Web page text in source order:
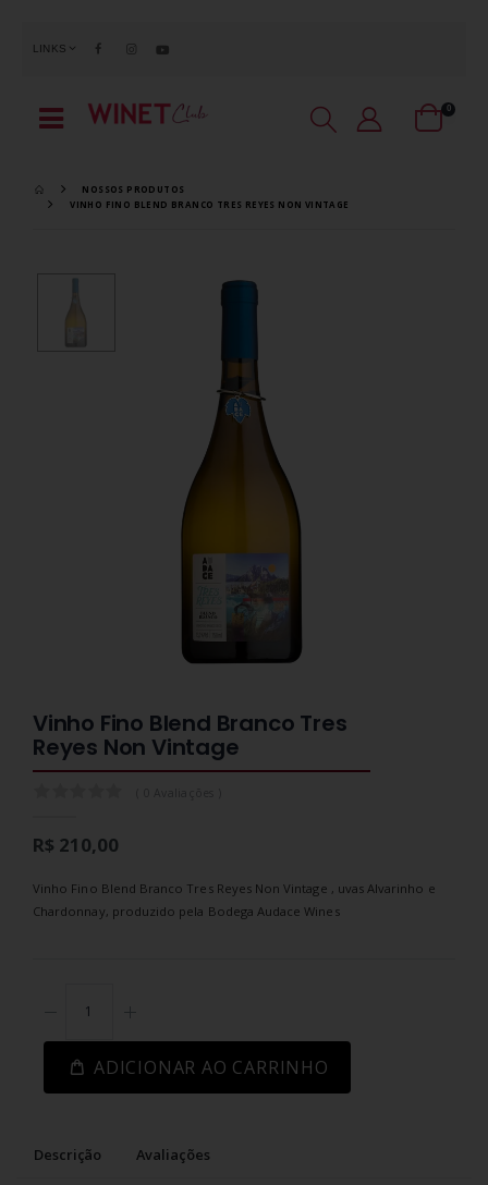
LINKS
0
NOSSOS PRODUTOS
VINHO FINO BLEND BRANCO TRES REYES NON VINTAGE
Vinho Fino Blend Branco Tres
Reyes Non Vintage
R$ 210,00
Vinho Fino Blend Branco Tres Reyes Non Vintage , uvas Alvarinho e
Chardonnay, produzido pela Bodega Audace Wines
ADICIONAR AO CARRINHO
Descrição Avaliações